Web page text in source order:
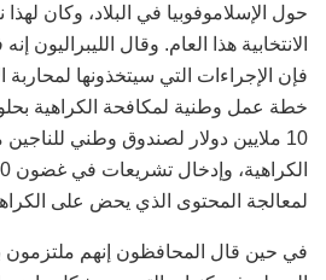
حول الإسلاموفوبيا في البلاد، وكان
الانتخابية هذا العام. وقال الليبراليون
فإن الإجراءات التي سيتخذونها لمحاربة
10 ملايين دولار لصندوق وطني
لمعالجة المحتوى الذي يحض على
في حين قال المحافظون إنهم ملتزمون